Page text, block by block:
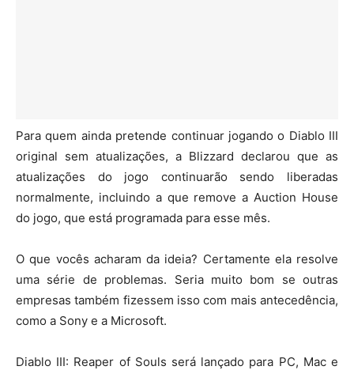
Para quem ainda pretende continuar jogando o Diablo III
original sem atualizações, a Blizzard declarou que as
atualizações do jogo continuarão sendo liberadas
normalmente, incluindo a que remove a Auction House
do jogo, que está programada para esse mês.
O que vocês acharam da ideia? Certamente ela resolve
uma série de problemas. Seria muito bom se outras
empresas também fizessem isso com mais antecedência,
como a Sony e a Microsoft.
Diablo III: Reaper of Souls será lançado para PC, Mac e